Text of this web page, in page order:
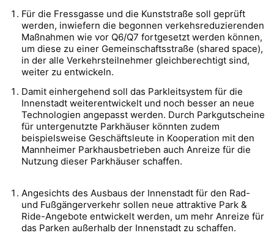
Für die Fressgasse und die Kunststraße soll geprüft
werden, inwiefern die begonnen verkehsreduzierenden
Maßnahmen wie vor Q6/Q7 fortgesetzt werden können,
um diese zu einer Gemeinschaftsstraße (shared space),
in der alle Verkehrsteilnehmer gleichberechtigt sind,
weiter zu entwickeln.
Damit einhergehend soll das Parkleitsystem für die
Innenstadt weiterentwickelt und noch besser an neue
Technologien angepasst werden. Durch Parkgutscheine
für untergenutzte Parkhäuser könnten zudem
beispielsweise Geschäftsleute in Kooperation mit den
Mannheimer Parkhausbetrieben auch Anreize für die
Nutzung dieser Parkhäuser schaffen.
Angesichts des Ausbaus der Innenstadt für den Rad-
und Fußgängerverkehr sollen neue attraktive Park &
Ride-Angebote entwickelt werden, um mehr Anreize für
das Parken außerhalb der Innenstadt zu schaffen.